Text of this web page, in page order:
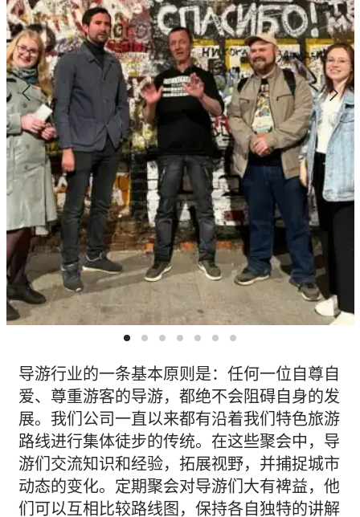
导游行业的一条基本原则是：任何一位自尊自
爱、尊重游客的导游，都绝不会阻碍自身的发
展。我们公司一直以来都有沿着我们特色旅游
路线进行集体徒步的传统。在这些聚会中，导
游们交流知识和经验，拓展视野，并捕捉城市
动态的变化。定期聚会对导游们大有裨益，他
们可以互相比较路线图，保持各自独特的讲解